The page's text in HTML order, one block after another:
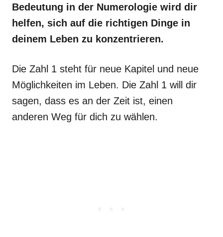
Bedeutung in der Numerologie wird dir
helfen, sich auf die richtigen Dinge in
deinem Leben zu konzentrieren.
Die Zahl 1 steht für neue Kapitel und neue
Möglichkeiten im Leben. Die Zahl 1 will dir
sagen, dass es an der Zeit ist, einen
anderen Weg für dich zu wählen.